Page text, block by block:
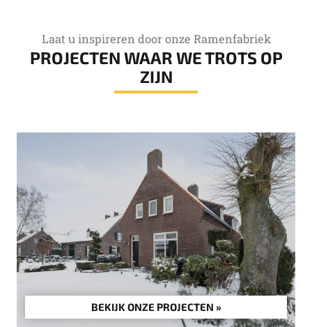
Laat u inspireren door onze Ramenfabriek
PROJECTEN WAAR WE TROTS OP
ZIJN
BEKIJK ONZE PROJECTEN »